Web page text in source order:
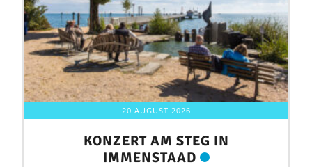
20 AUGUST 2026
KONZERT AM STEG IN
IMMENSTAAD